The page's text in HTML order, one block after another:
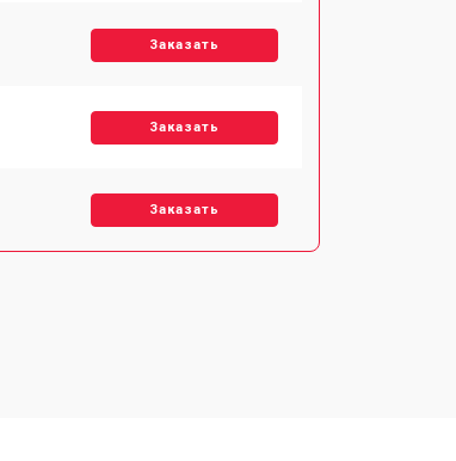
Заказать
Заказать
Заказать